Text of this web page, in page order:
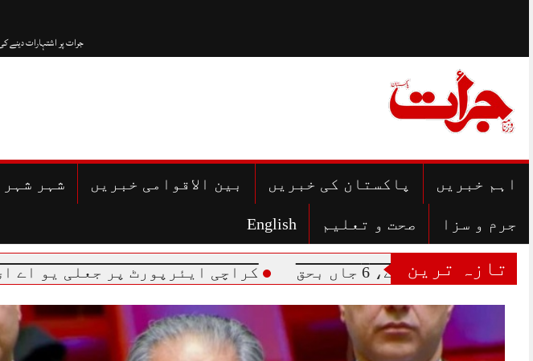
جرات پر اشتہارات دینے
اہم خبریں پاکستان کی خبریں بین الاقوامی خبریں شہر شہر
جرم و سزا صحت و تعلیم English
تازہ ترین کراچی ایئرپورٹ پر جعلی یو اے ای ورک